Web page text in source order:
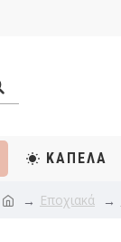
ΚΑΠΕΛΑ
Εποχιακά